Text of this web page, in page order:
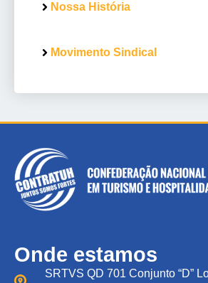
Nossa História
Movimento Sindical
Onde estamos
SRTVS QD 701 Conjunto “D”